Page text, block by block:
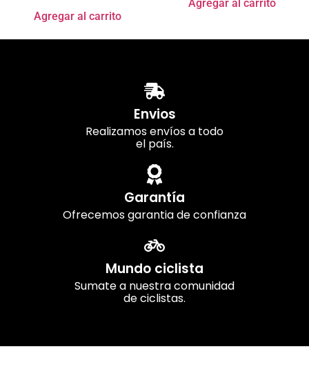
Agregar al carrito
Agregar al carrito
Envios
Realizamos envíos a todo
el país.
Garantía
Ofrecemos garantia de confianza
Mundo ciclista
Sumate a nuestra comunidad
de ciclistas.